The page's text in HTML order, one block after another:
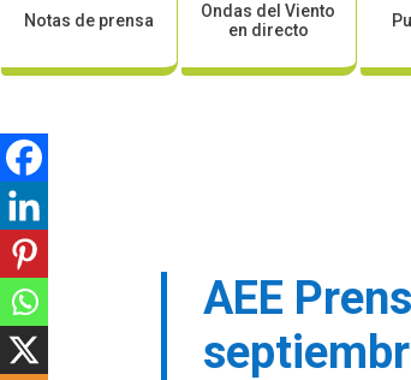
Notas de prensa
Ondas del Viento
en directo
AEE